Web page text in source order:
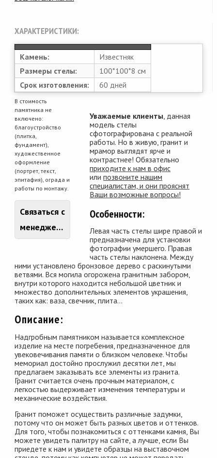
ХАРАКТЕРИСТИКИ:
Камень:
Известняк
Размеры стелы:
100*100*8 см
Срок изготовления:
60 дней
В стоимость
памятника не
включено:
благоустройство
(плитка,
фундамент),
художественное
оформление
(портрет, текст,
эпитафия), ограда и
работы по монтажу.
Связаться с
менеджером
Уважаемые клиенты , данная
модель стелы
сфотографирована с реальной
работы. Но в живую, гранит и
мрамор выглядят ярче и
контрастнее! Обязательно
приходите к нам в офис
илипозвоните нашим
специалистам, и они прояснят
Ваши возможные вопросы!
Особенности:
Левая часть стелы шире правой и
предназначена для установки
фотографии умершего. Правая
часть стелы наклонена. Между
ними установлено бронзовое дерево с раскинутыми
ветвями. Вся могила огорожена гранитным забором,
внутри которого находится небольшой цветник и
множество дополнительных элементов украшения,
таких как: ваза, свечник, плита…
Описание:
Надгробным памятником называется комплексное
изделие на месте погребения, предназначенное для
увековечивания памяти о близком человеке. Чтобы
мемориал достойно прослужил десятки лет, мы
предлагаем заказывать все элементы из гранита.
Гранит считается очень прочным материалом, с
легкостью выдерживает изменения температуры и
механические воздействия.
Гранит поможет осуществить различные задумки,
потому что он может быть разных цветов и оттенков.
Для того, чтобы познакомиться с оттенками камня, Вы
можете увидеть палитру на сайте, а лучше, если Вы
приедете к нам и увидете образцы на выставочном